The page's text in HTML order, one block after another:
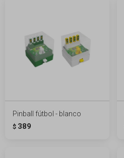
Pinball fútbol - blanco
$ 389